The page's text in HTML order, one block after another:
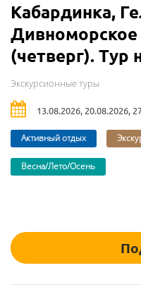
Кабардинка,
Дивноморское
(четверг). Тур
Экскурсионные туры
13.08.2026, 20.08.2026,
Активный отдых
Весна/Лето/Осень